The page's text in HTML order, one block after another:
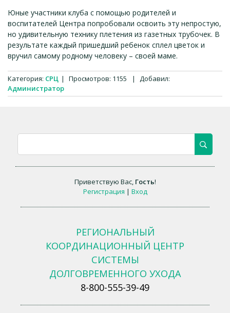
Юные участники клуба с помощью родителей и
воспитателей Центра попробовали освоить эту непростую,
но удивительную технику плетения из газетных трубочек. В
результате каждый пришедший ребенок сплел цветок и
вручил самому родному человеку – своей маме.
Категория: СРЦ | Просмотров: 1155 | Добавил:
Администратор
Приветствую Вас, Гость!
Регистрация | Вход
РЕГИОНАЛЬНЫЙ
КООРДИНАЦИОННЫЙ ЦЕНТР
СИСТЕМЫ
ДОЛГОВРЕМЕННОГО УХОДА
8-800-555-39-49